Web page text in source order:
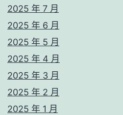
2025 年 7 月
2025 年 6 月
2025 年 5 月
2025 年 4 月
2025 年 3 月
2025 年 2 月
2025 年 1 月